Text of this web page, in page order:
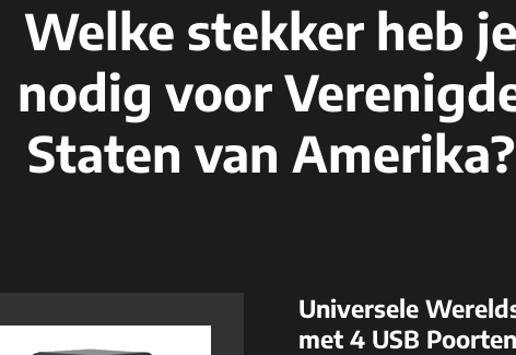
Welke stekker heb
nodig voor
Staten van Amerika?
Universele
met 4 USB Poorten